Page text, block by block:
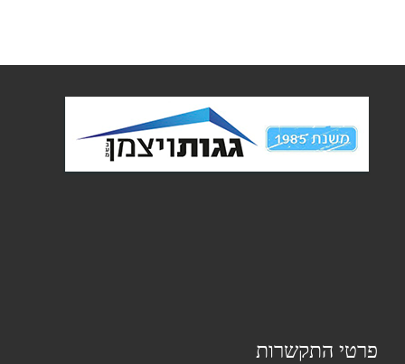
פרטי התקשרות